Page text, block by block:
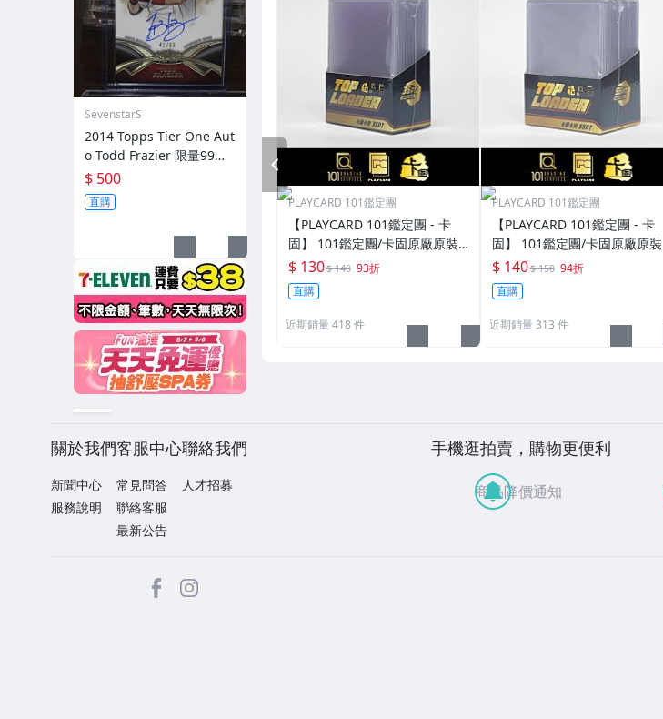
PLAYCARD 101鑑定團
【PLAYCARD 101鑑定團 - 卡
固】 101鑑定團/卡固原廠原裝
一般卡夾 / 塑膠殼 尺寸：35pt
$ 130$ 140 93折
直購
近期銷量 418 件
PLAYCARD 101鑑定團
【PLAYCARD 101鑑定團 - 卡
固】 101鑑定團/卡固原廠原裝
一般卡夾 / 塑膠殼 尺寸：55pt
$ 140$ 150 94折
直購
近期銷量 313 件
SevenstarS
2014 Topps Tier One Aut
o Todd Frazier 限量99張
簽名卡
$ 500
直購
關於我們
新聞中心
服務說明
客服中心
常見問答
聯絡客服
最新公告
聯絡我們
人才招募
手機逛拍賣，購物更便利
商品降價通知
facebook